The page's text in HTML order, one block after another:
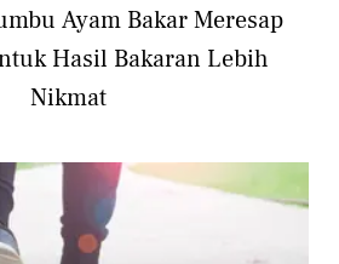
Ayam Bakar Meresap
Hasil Bakaran Lebih
Nikmat